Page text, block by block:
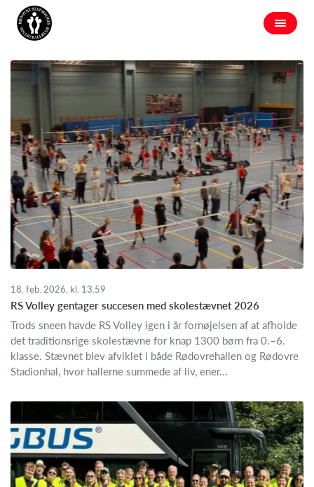
18. feb. 2026, kl. 13.59
RS Volley gentager succesen med skolestævnet 2026
Trods sneen havde RS Volley igen i år fornøjelsen af at afholde
det traditionsrige skolestævne for knap 1300 børn fra 0.–6.
klasse. Stævnet blev afviklet i både Rødovrehallen og Rødovre
Stadionhal, hvor hallerne summede af liv, ener...